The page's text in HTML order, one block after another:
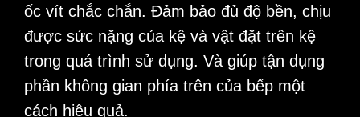
ốc vít chắc chắn. Đảm bảo đủ độ bền, chịu
được sức nặng của kệ và vật đặt trên kệ
trong quá trình sử dụng. Và giúp tận dụng
phần không gian phía trên của bếp một
cách hiệu quả.